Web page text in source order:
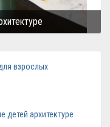
взрослых
детей архитектуре